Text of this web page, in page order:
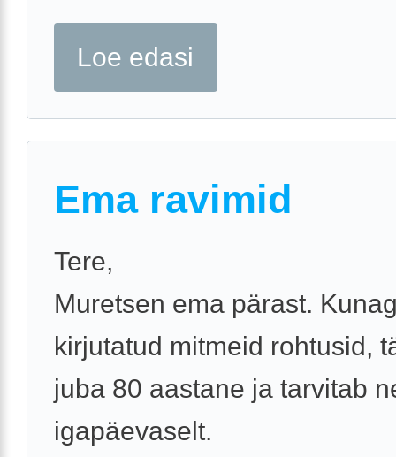
Loe edasi
Ema ravimid
Tere,
Muretsen ema pärast.
kirjutatud mitmeid rohtusid,
juba 80 aastane ja tarvitab
igapäevaselt.